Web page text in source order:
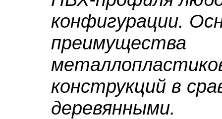
конфигурации.
преимущества
конструкций в
деревянными.